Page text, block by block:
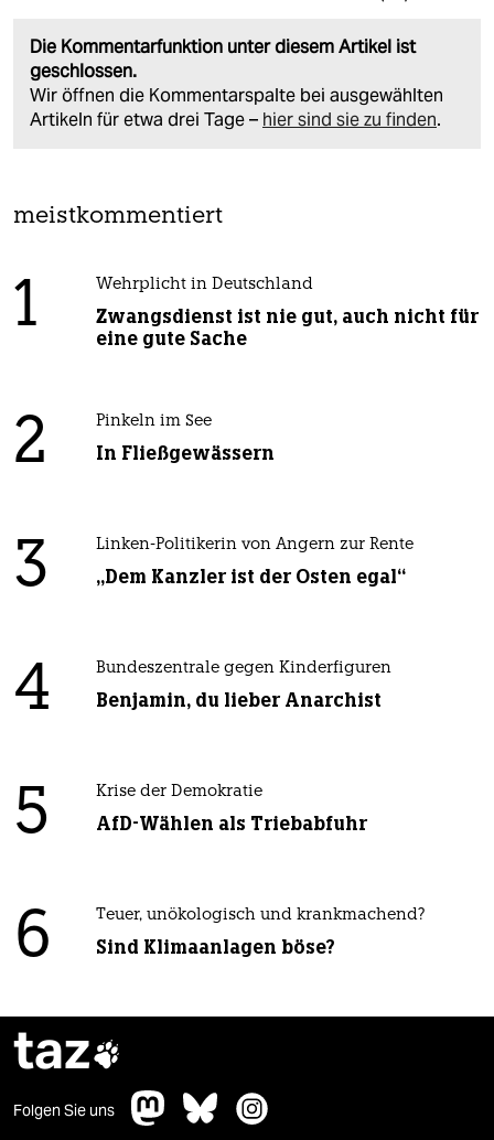
Die Kommentarfunktion unter diesem Artikel ist
geschlossen.
Wir öffnen die Kommentarspalte bei ausgewählten
Artikeln für etwa drei Tage – hier sind sie zu finden.
meistkommentiert
1 Wehrplicht in Deutschland
Zwangsdienst ist nie gut, auch nicht für
eine gute Sache
2 Pinkeln im See
In Fließgewässern
3 Linken-Politikerin von Angern zur Rente
„Dem Kanzler ist der Osten egal“
4 Bundeszentrale gegen Kinderfiguren
Benjamin, du lieber Anarchist
5 Krise der Demokratie
AfD-Wählen als Triebabfuhr
6 Teuer, unökologisch und krankmachend?
Sind Klimaanlagen böse?
taz
Folgen Sie uns